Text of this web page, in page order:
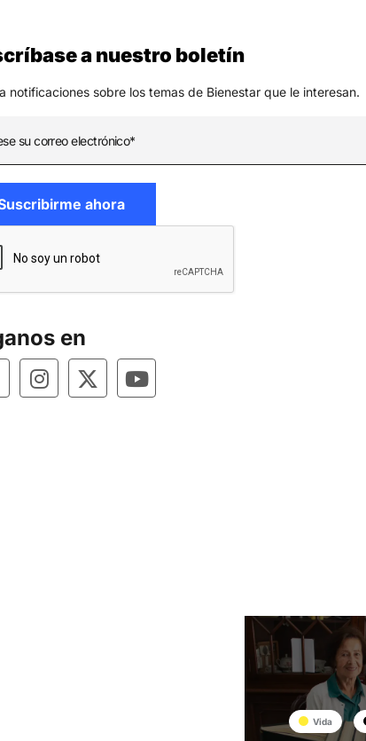
a nuestro boletín
notificaciones sobre los temas de Bienestar que le interesan.
en
Vida